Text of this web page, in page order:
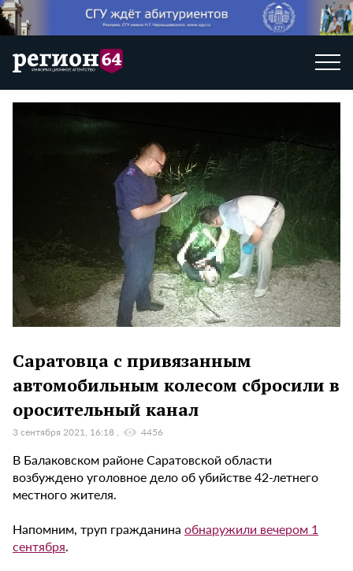
Саратовца с привязанным
автомобильным колесом сбросили в
оросительный канал
3 сентября 2021, 16:18 4456
В Балаковском районе Саратовской области
возбуждено уголовное дело об убийстве 42-летнего
местного жителя.
Напомним, труп гражданина обнаружили вечером 1
сентября.